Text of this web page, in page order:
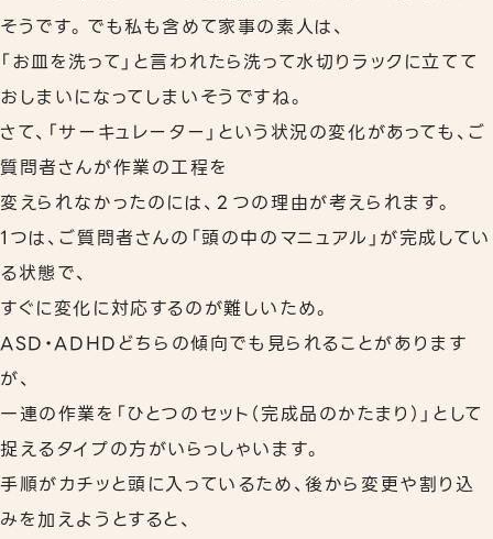
そうです。でも私も含めて家事の素人は、
「お皿を洗って」と言われたら洗って水切りラックに立てて
おしまいになってしまいそうですね。
さて、「サーキュレーター」という状況の変化があっても、ご
質問者さんが作業の工程を
変えられなかったのには、２つの理由が考えられます。
1つは、ご質問者さんの「頭の中のマニュアル」が完成してい
る状態で、
すぐに変化に対応するのが難しいため。
ASD・ADHDどちらの傾向でも見られることがあります
が、
一連の作業を「ひとつのセット（完成品のかたまり）」として
捉えるタイプの方がいらっしゃいます。
手順がカチッと頭に入っているため、後から変更や割り込
みを加えようとすると、